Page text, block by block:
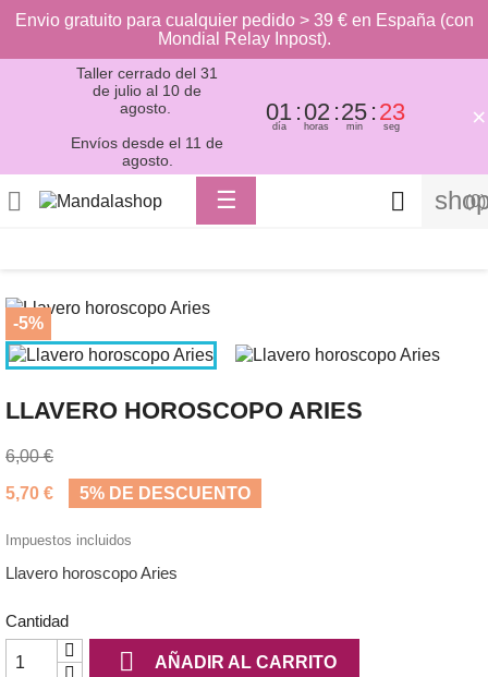
Envio gratuito para cualquier pedido > 39 € en España (con
Mondial Relay Inpost).
Taller cerrado del 31
de julio al 10 de
agosto.
Envíos desde el 11 de
agosto.
01
día
02
horas
25
min
22
seg ×
 (0)

Toggle
navigation
☰
-5%
LLAVERO HOROSCOPO ARIES
6,00 €
5,70 €
5% DE DESCUENTO
Impuestos incluidos
Llavero horoscopo Aries
Cantidad
 AÑADIR AL CARRITO